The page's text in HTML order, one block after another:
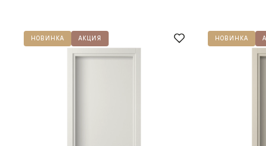
НОВИНКА АКЦИЯ НОВИНКА